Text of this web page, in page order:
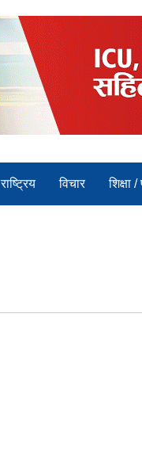
राष्ट्रिय विचार शिक्षा /